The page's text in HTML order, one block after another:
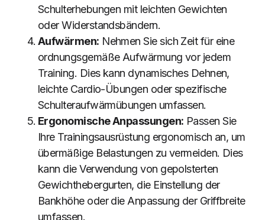
Schulterhebungen mit leichten Gewichten
oder Widerstandsbändern.
Aufwärmen: Nehmen Sie sich Zeit für eine
ordnungsgemäße Aufwärmung vor jedem
Training. Dies kann dynamisches Dehnen,
leichte Cardio-Übungen oder spezifische
Schulteraufwärmübungen umfassen.
Ergonomische Anpassungen: Passen Sie
Ihre Trainingsausrüstung ergonomisch an, um
übermäßige Belastungen zu vermeiden. Dies
kann die Verwendung von gepolsterten
Gewichthebergurten, die Einstellung der
Bankhöhe oder die Anpassung der Griffbreite
umfassen.